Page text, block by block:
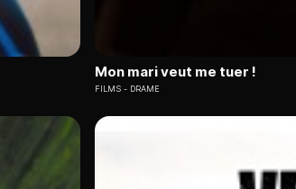
Mon mari veut me tuer !
FILMS DRAME